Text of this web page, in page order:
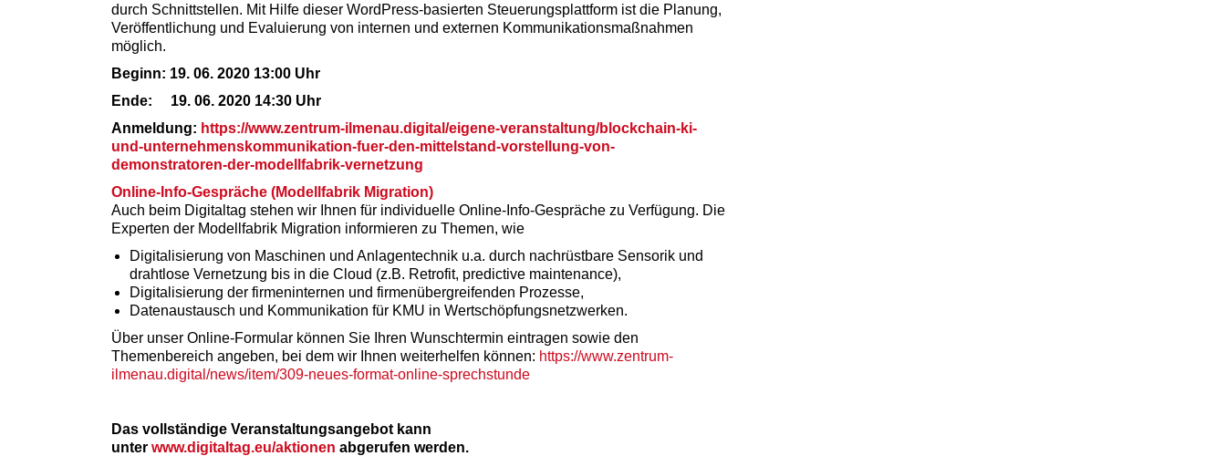
durch Schnittstellen. Mit Hilfe dieser WordPress-basierten Steuerungsplattform ist die Planung,
Veröffentlichung und Evaluierung von internen und externen Kommunikationsmaßnahmen
möglich.
Beginn: 19. 06. 2020 13:00 Uhr
Ende: 19. 06. 2020 14:30 Uhr
Anmeldung: https://www.zentrum-ilmenau.digital/eigene-veranstaltung/blockchain-ki-
und-unternehmenskommunikation-fuer-den-mittelstand-vorstellung-von-
demonstratoren-der-modellfabrik-vernetzung
Online-Info-Gespräche (Modellfabrik Migration)
Auch beim Digitaltag stehen wir Ihnen für individuelle Online-Info-Gespräche zu Verfügung. Die
Experten der Modellfabrik Migration informieren zu Themen, wie
Digitalisierung von Maschinen und Anlagentechnik u.a. durch nachrüstbare Sensorik und
drahtlose Vernetzung bis in die Cloud (z.B. Retrofit, predictive maintenance),
Digitalisierung der firmeninternen und firmenübergreifenden Prozesse,
Datenaustausch und Kommunikation für KMU in Wertschöpfungsnetzwerken.
Über unser Online-Formular können Sie Ihren Wunschtermin eintragen sowie den
Themenbereich angeben, bei dem wir Ihnen weiterhelfen können: https://www.zentrum-
ilmenau.digital/news/item/309-neues-format-online-sprechstunde
Das vollständige Veranstaltungsangebot kann
unter www.digitaltag.eu/aktionen abgerufen werden.